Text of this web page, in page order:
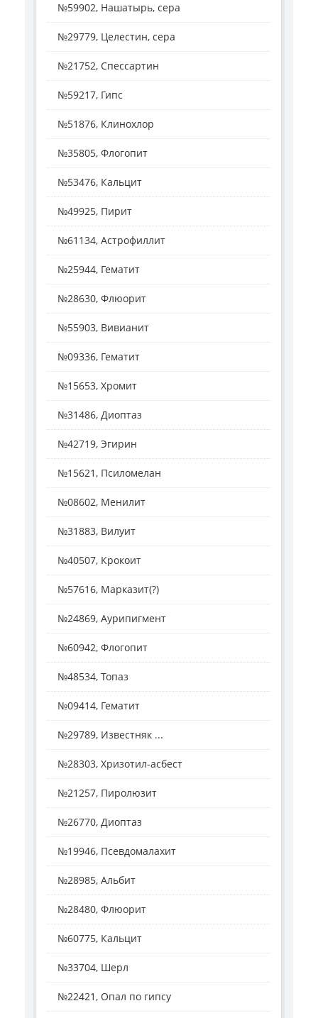
№59902, Нашатырь, сера
№29779, Целестин, сера
№21752, Спессартин
№59217, Гипс
№51876, Клинохлор
№35805, Флогопит
№53476, Кальцит
№49925, Пирит
№61134, Астрофиллит
№25944, Гематит
№28630, Флюорит
№55903, Вивианит
№09336, Гематит
№15653, Хромит
№31486, Диоптаз
№42719, Эгирин
№15621, Псиломелан
№08602, Менилит
№31883, Вилуит
№40507, Крокоит
№57616, Марказит(?)
№24869, Аурипигмент
№60942, Флогопит
№48534, Топаз
№09414, Гематит
№29789, Известняк ...
№28303, Хризотил-асбест
№21257, Пиролюзит
№26770, Диоптаз
№19946, Псевдомалахит
№28985, Альбит
№28480, Флюорит
№60775, Кальцит
№33704, Шерл
№22421, Опал по гипсу